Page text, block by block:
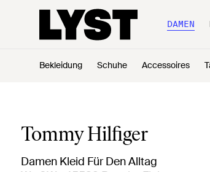
DAMEN
Bekleidung Schuhe Accessoires
Tommy Hilfiger
Damen Kleid Für Den Alltag